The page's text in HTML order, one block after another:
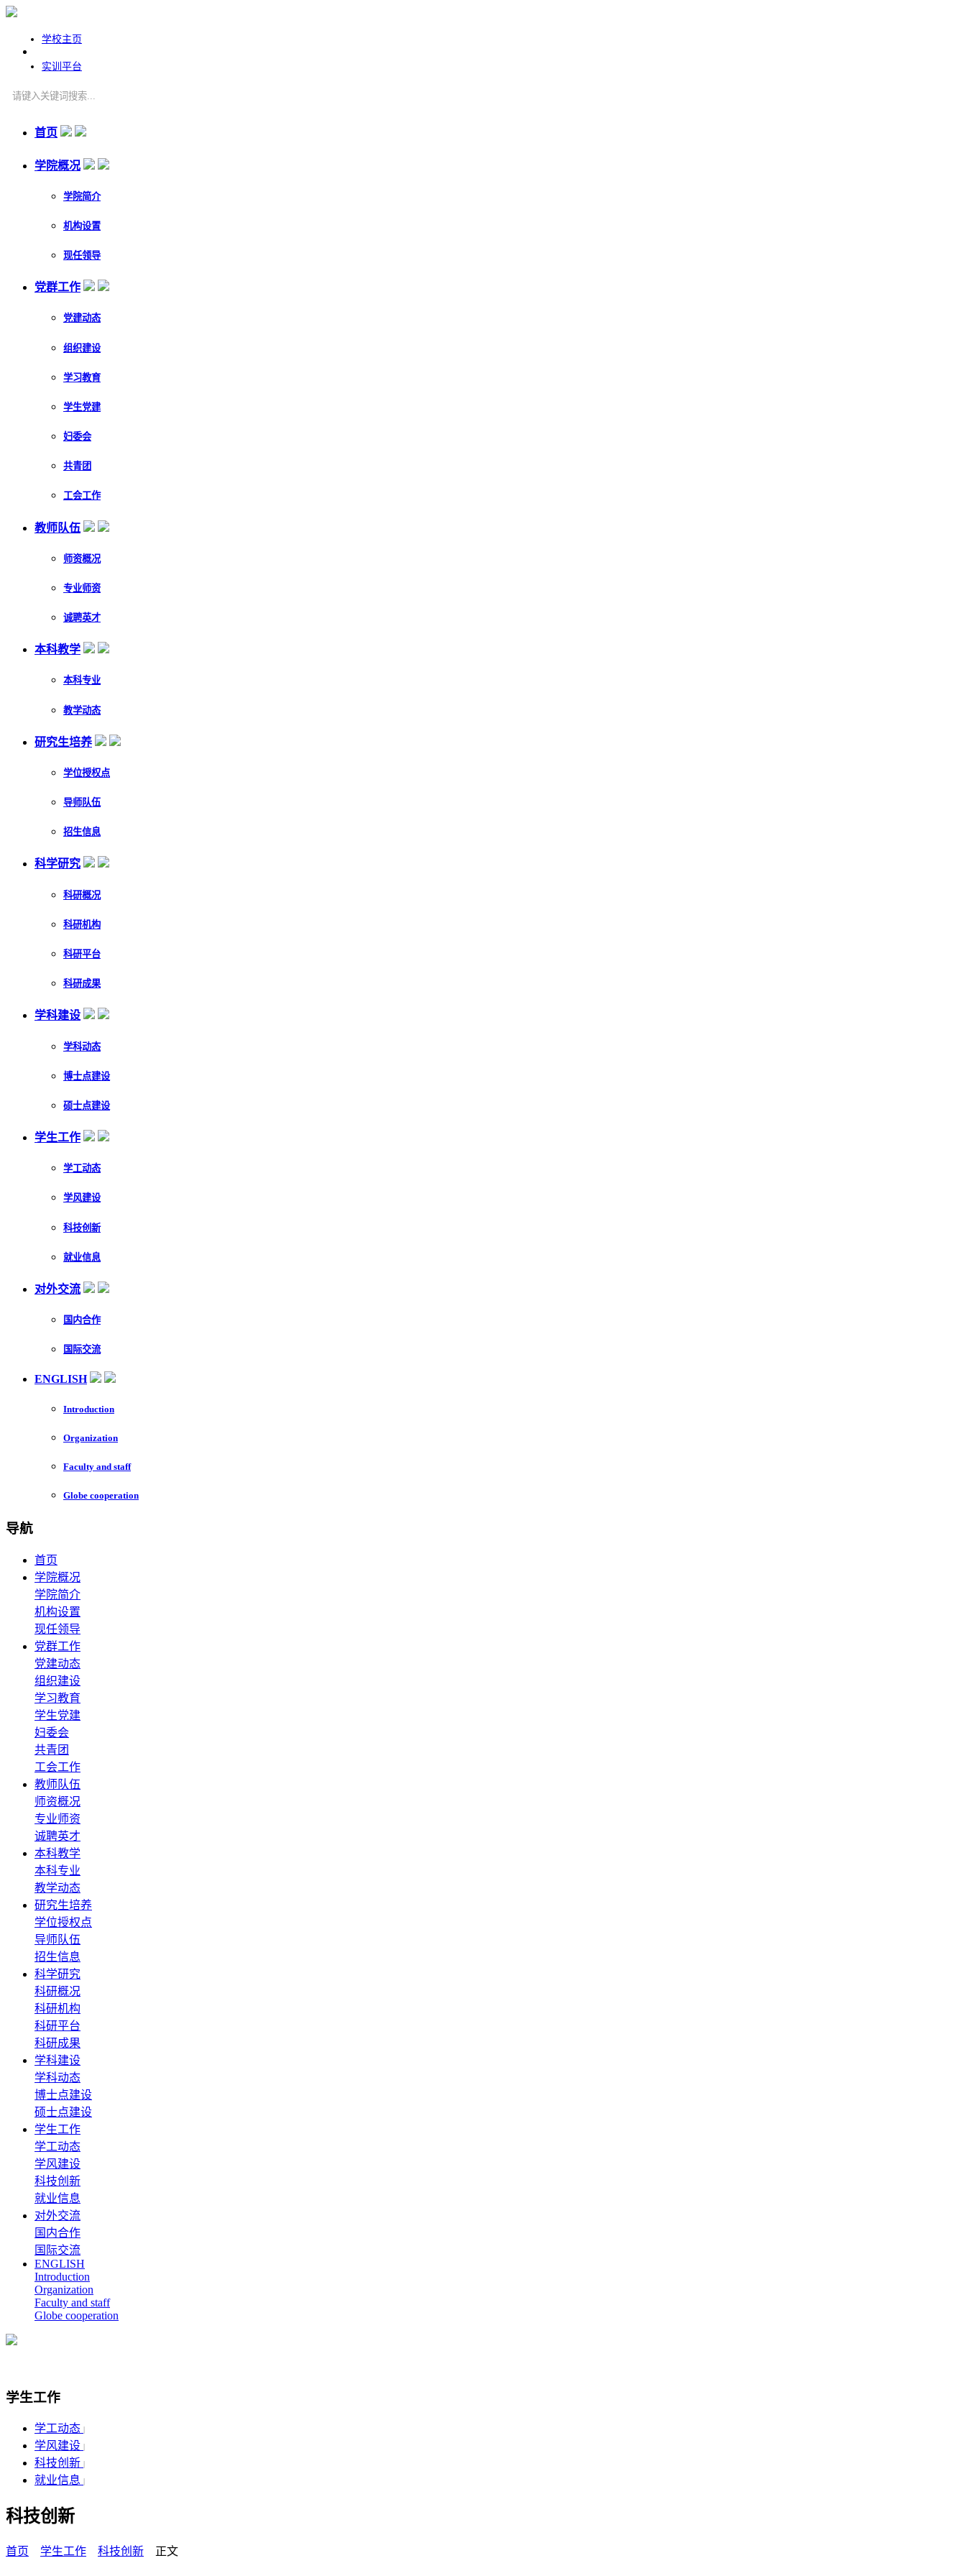
学校主页
实训平台
首页
学院概况
学院简介
机构设置
现任领导
党群工作
党建动态
组织建设
学习教育
学生党建
妇委会
共青团
工会工作
教师队伍
师资概况
专业师资
诚聘英才
本科教学
本科专业
教学动态
研究生培养
学位授权点
导师队伍
招生信息
科学研究
科研概况
科研机构
科研平台
科研成果
学科建设
学科动态
博士点建设
硕士点建设
学生工作
学工动态
学风建设
科技创新
就业信息
对外交流
国内合作
国际交流
ENGLISH
Introduction
Organization
Faculty and staff
Globe cooperation
导航
首页
学院概况
学院简介
机构设置
现任领导
党群工作
党建动态
组织建设
学习教育
学生党建
妇委会
共青团
工会工作
教师队伍
师资概况
专业师资
诚聘英才
本科教学
本科专业
教学动态
研究生培养
学位授权点
导师队伍
招生信息
科学研究
科研概况
科研机构
科研平台
科研成果
学科建设
学科动态
博士点建设
硕士点建设
学生工作
学工动态
学风建设
科技创新
就业信息
对外交流
国内合作
国际交流
ENGLISH
Introduction
Organization
Faculty and staff
Globe cooperation
学生工作
学工动态 |
学风建设 |
科技创新 |
就业信息 |
科技创新
首页 学生工作 科技创新 正文